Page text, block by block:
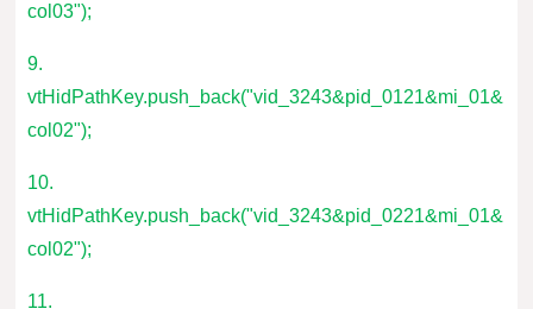
col03");
9.
vtHidPathKey.push_back("vid_3243&pid_0121&mi_01&
col02");
10.
vtHidPathKey.push_back("vid_3243&pid_0221&mi_01&
col02");
11.